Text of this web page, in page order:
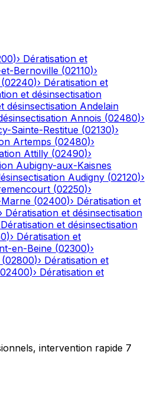
)› Dératisation et
Bernoville (02110)›
(02240)› Dératisation et
et désinsectisation
désinsectisation Andelain
Annois (02480)›
Sainte-Restitue (02130)›
Artemps (02480)›
Attilly (02490)›
Aubigny-aux-Kaisnes
Audigny (02120)›
(02250)›
(02400)› Dératisation et
› Dératisation et désinsectisation
Dératisation et désinsectisation
)› Dératisation et
en-Beine (02300)›
(02800)› Dératisation et
02400)› Dératisation et
intervention rapide 7